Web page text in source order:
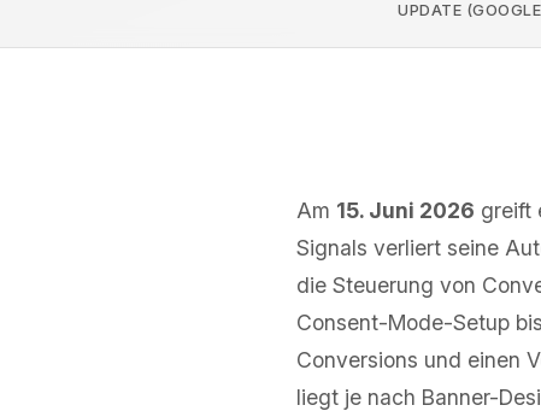
UPDATE
Am 15. Juni 2026 greift
Signals verliert seine
die Steuerung von
Consent-Mode-Setup
Conversions und einen
liegt je nach Banner-